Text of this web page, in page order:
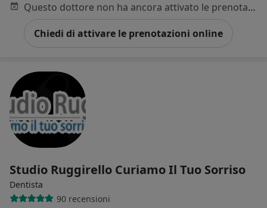
Questo dottore non ha ancora attivato le prenotazioni online presso questo indirizzo.
Chiedi di attivare le prenotazioni online
Studio Ruggirello Curiamo Il Tuo Sorriso
Dentista
90 recensioni